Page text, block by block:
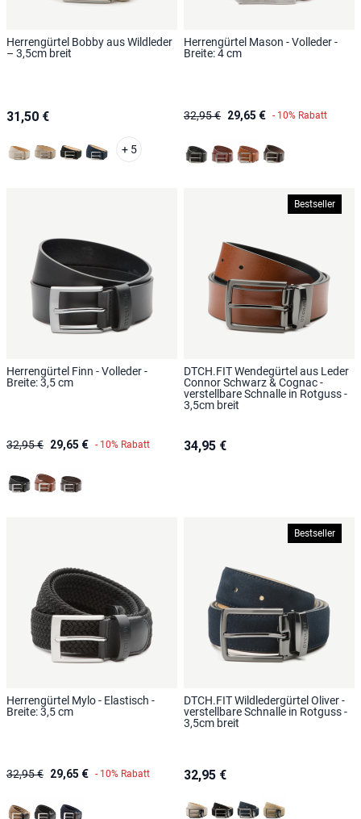
Herrengürtel Bobby aus Wildleder
– 3,5cm breit
31,50 €
BeigeTaupeSchwarz
Blau + 5
Herrengürtel Mason - Volleder -
Breite: 4 cm
32,95 € 29,65 € - 10% Rabatt
SchwarzBraunCognacDunkelbraun
Herrengürtel Finn - Volleder -
Breite: 3,5 cm
32,95 € 29,65 € - 10% Rabatt
SchwarzBraunDunkelbraun
Bestseller
DTCH.FIT Wendegürtel aus Leder
Connor Schwarz & Cognac -
verstellbare Schnalle in Rotguss -
3,5cm breit
34,95 €
Herrengürtel Mylo - Elastisch -
Breite: 3,5 cm
32,95 € 29,65 € - 10% Rabatt
Bestseller
DTCH.FIT Wildledergürtel Oliver -
verstellbare Schnalle in Rotguss -
3,5cm breit
32,95 €
BeigeSchwarz
Blau Sand